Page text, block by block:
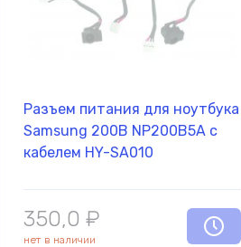
комплектующие
Разъем питания для ноутбука
Samsung 200B NP200B5A с
кабелем HY-SA010
350,0 ₽
нет в наличии